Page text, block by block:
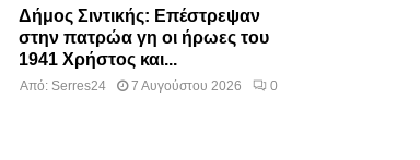
Δήμος Σιντικής: Επέστρεψαν
στην πατρώα γη οι ήρωες του
1941 Χρήστος και...
Από: Serres24 7 Αυγούστου 2026 0